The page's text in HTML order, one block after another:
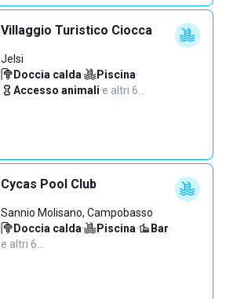
Villaggio Turistico Ciocca
Jelsi
Doccia calda· Piscina·
Accesso animali·e altri 6…
Cycas Pool Club
Sannio Molisano, Campobasso
Doccia calda· Piscina· Bar·
e altri 6…